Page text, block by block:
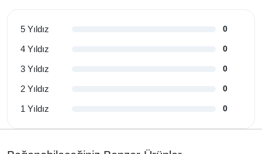
5 Yıldız 0
4 Yıldız 0
3 Yıldız 0
2 Yıldız 0
1 Yıldız 0